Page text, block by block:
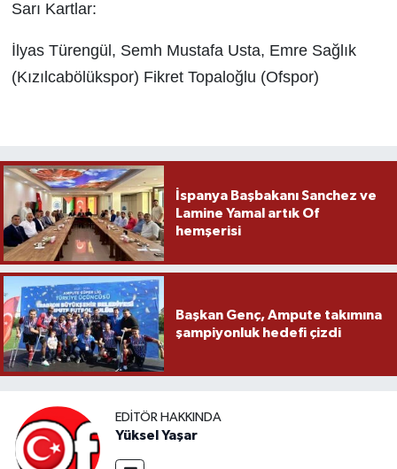
Sarı Kartlar:
İlyas Türengül, Semh Mustafa Usta, Emre Sağlık
(Kızılcabölükspor) Fikret Topaloğlu (Ofspor)
İspanya Başbakanı Sanchez ve
Lamine Yamal artık Of
hemşerisi
Başkan Genç, Ampute takımına
şampiyonluk hedefi çizdi
EDITÖR HAKKINDA
Yüksel Yaşar